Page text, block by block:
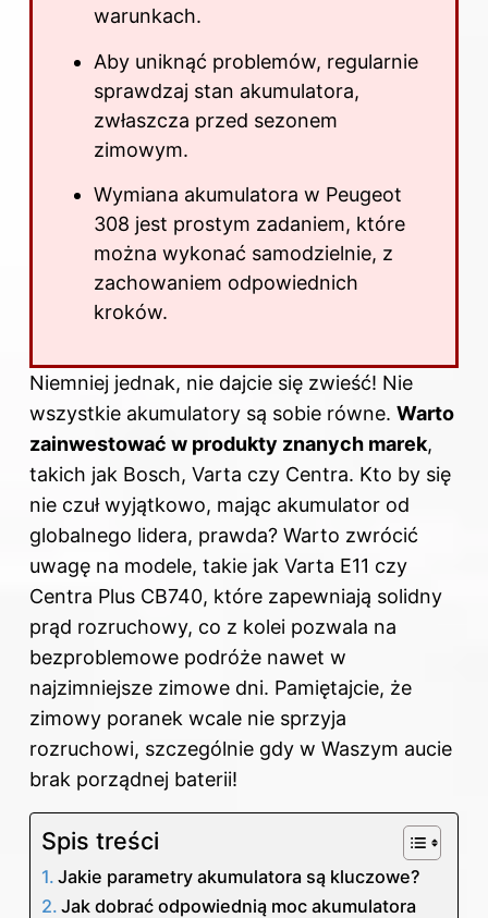
warunkach.
Aby uniknąć problemów, regularnie
sprawdzaj stan akumulatora,
zwłaszcza przed sezonem
zimowym.
Wymiana akumulatora w Peugeot
308 jest prostym zadaniem, które
można wykonać samodzielnie, z
zachowaniem odpowiednich
kroków.
Niemniej jednak, nie dajcie się zwieść! Nie
wszystkie akumulatory są sobie równe. Warto
zainwestować w produkty znanych marek,
takich jak Bosch, Varta czy Centra. Kto by się
nie czuł wyjątkowo, mając akumulator od
globalnego lidera, prawda? Warto zwrócić
uwagę na modele, takie jak Varta E11 czy
Centra Plus CB740, które zapewniają solidny
prąd rozruchowy, co z kolei pozwala na
bezproblemowe podróże nawet w
najzimniejsze zimowe dni. Pamiętajcie, że
zimowy poranek wcale nie sprzyja
rozruchowi, szczególnie gdy w Waszym aucie
brak porządnej baterii!
Spis treści
Jakie parametry akumulatora są kluczowe?
Jak dobrać odpowiednią moc akumulatora